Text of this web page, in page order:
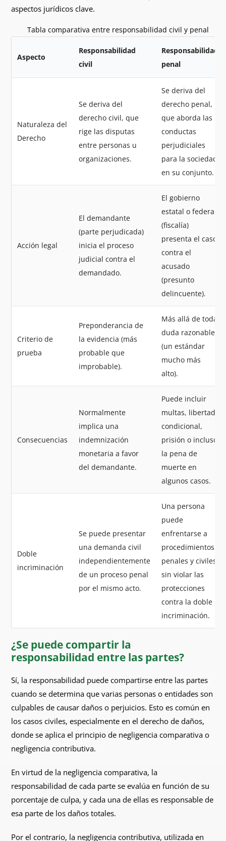
aspectos jurídicos clave.
Tabla comparativa entre responsabilidad civil y penal
Aspecto
Responsabilidad
civil
Responsabilidad
penal
Naturaleza del
Derecho
Se deriva del
derecho civil, que
rige las disputas
entre personas u
organizaciones.
Se deriva del
derecho penal,
que aborda las
conductas
perjudiciales
para la sociedad
en su conjunto.
Acción legal
El demandante
(parte perjudicada)
inicia el proceso
judicial contra el
demandado.
El gobierno
estatal o federal
(fiscalía)
presenta el caso
contra el
acusado
(presunto
delincuente).
Criterio de
prueba
Preponderancia de
la evidencia (más
probable que
improbable).
Más allá de toda
duda razonable
(un estándar
mucho más
alto).
Consecuencias
Normalmente
implica una
indemnización
monetaria a favor
del demandante.
Puede incluir
multas, libertad
condicional,
prisión o incluso
la pena de
muerte en
algunos casos.
Doble
incriminación
Se puede presentar
una demanda civil
independientemente
de un proceso penal
por el mismo acto.
Una persona
puede
enfrentarse a
procedimientos
penales y civiles
sin violar las
protecciones
contra la doble
incriminación.
¿Se puede compartir la
responsabilidad entre las partes?
Sí, la responsabilidad puede compartirse entre las partes
cuando se determina que varias personas o entidades son
culpables de causar daños o perjuicios. Esto es común en
los casos civiles, especialmente en el derecho de daños,
donde se aplica el principio de negligencia comparativa o
negligencia contributiva.
En virtud de la negligencia comparativa, la
responsabilidad de cada parte se evalúa en función de su
porcentaje de culpa, y cada una de ellas es responsable de
esa parte de los daños totales.
Por el contrario, la negligencia contributiva, utilizada en